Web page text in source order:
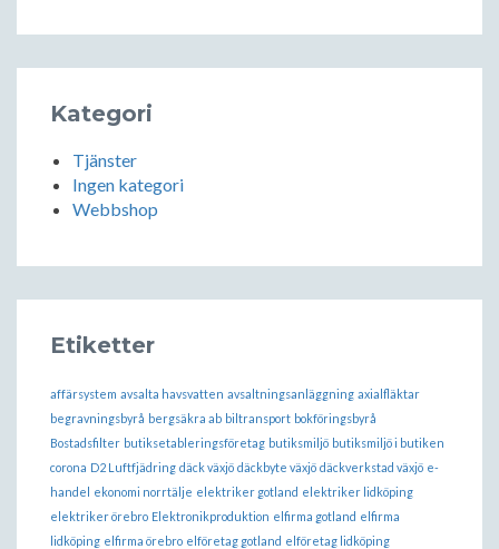
Kategori
Tjänster
Ingen kategori
Webbshop
Etiketter
affärsystem avsalta havsvatten avsaltningsanläggning axialfläktar
begravningsbyrå bergsäkra ab biltransport bokföringsbyrå
Bostadsfilter butiksetableringsföretag butiksmiljö butiksmiljö i butiken
corona D2 Luftfjädring däck växjö däckbyte växjö däckverkstad växjö e-
handel ekonomi norrtälje elektriker gotland elektriker lidköping
elektriker örebro Elektronikproduktion elfirma gotland elfirma
lidköping elfirma örebro elföretag gotland elföretag lidköping